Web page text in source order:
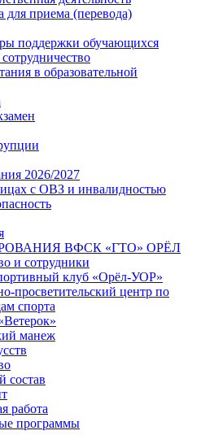
для приема (перевода)
поддержки обучающихся
в образовательной
2026/2027
с ОВЗ и инвалидностью
ВФСК «ГТО» ОРЁЛ
и сотрудники
клуб «Орёл-УОР»
просветительский центр по
спорта
манеж
состав
работа
программы